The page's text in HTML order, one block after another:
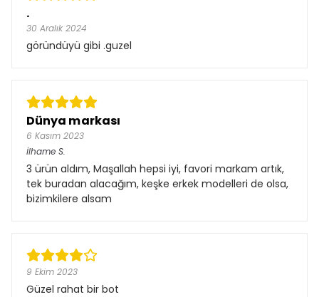
.
30 Aralık 2024
göründüyü gibi .guzel
Dünya markası
6 Kasım 2023
İlhame S.
3 ürün aldım, Maşallah hepsi iyi, favori markam artık,
tek buradan alacağım, keşke erkek modelleri de olsa,
bizimkilere alsam
9 Ekim 2023
Güzel rahat bir bot